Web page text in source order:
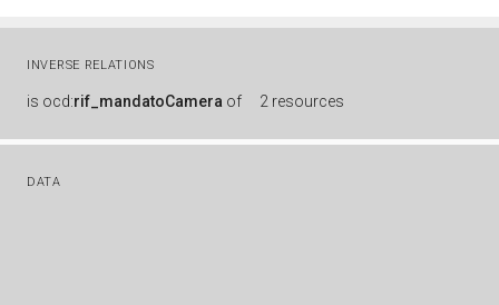
INVERSE RELATIONS
is ocd:rif_mandatoCamera of 2 resources
DATA